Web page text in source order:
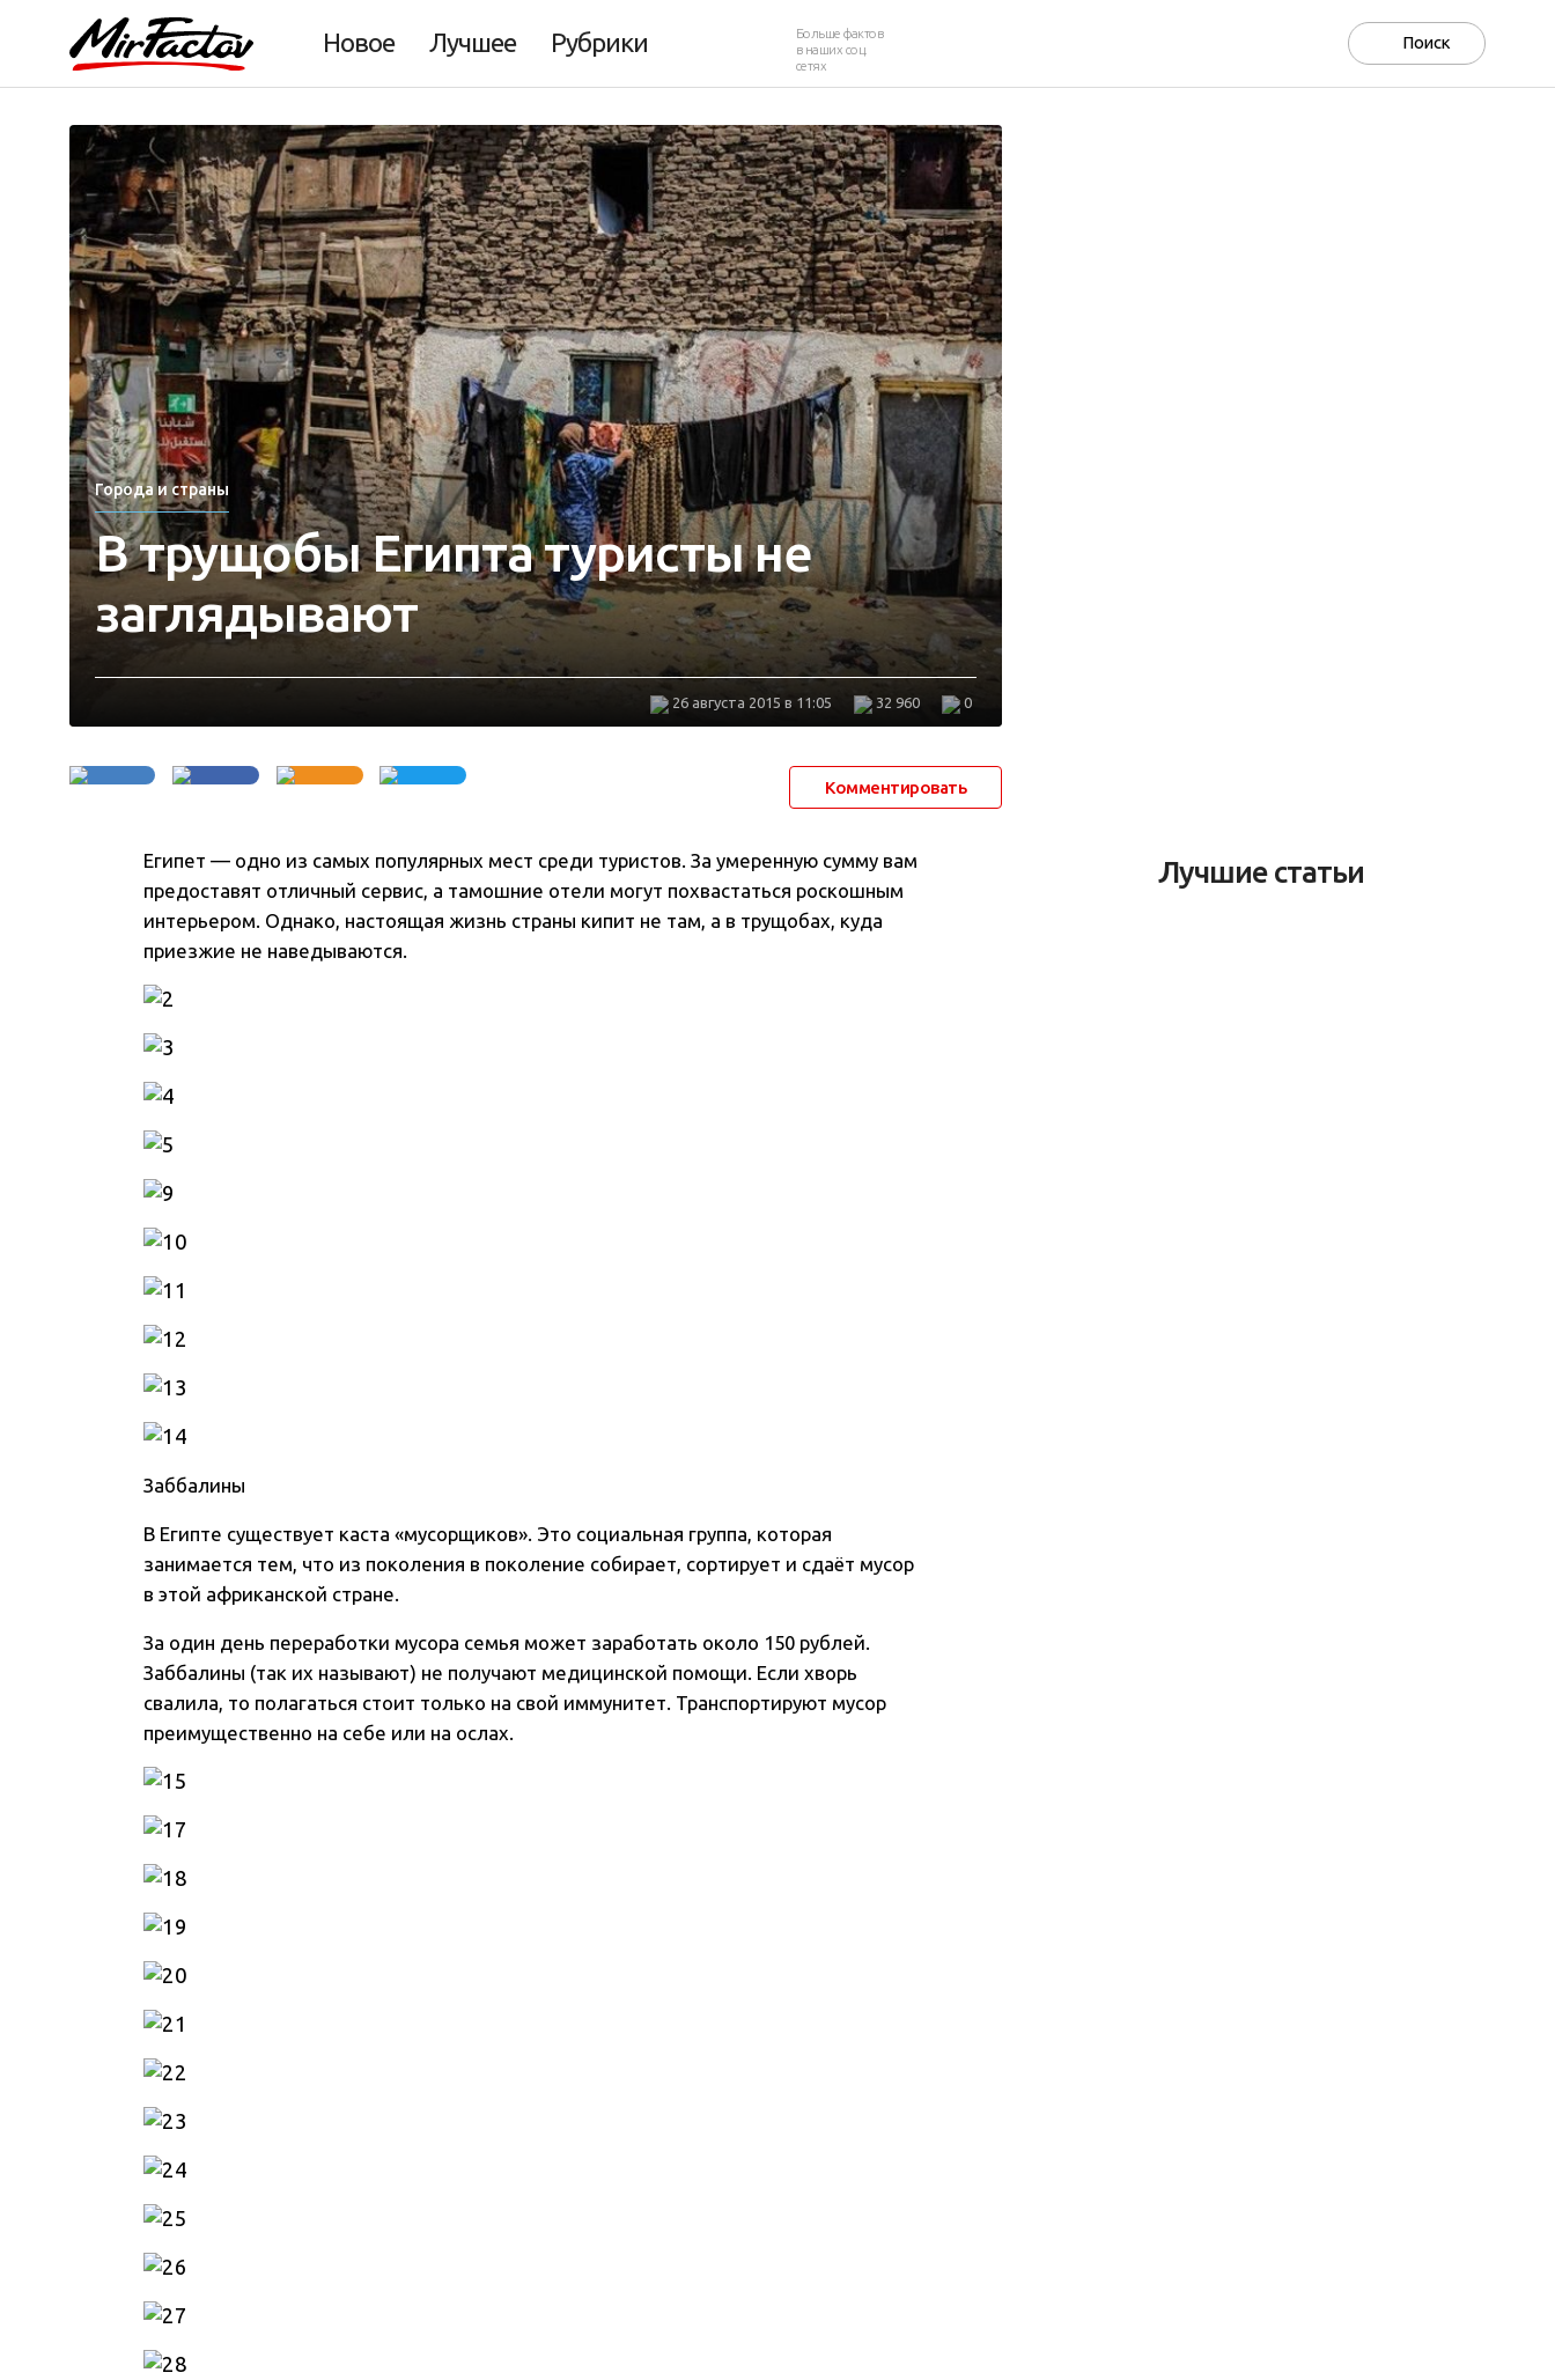
Новое Лучшее Рубрики
Больше фактов
в наших соц.
сетях
Города и страны
В трущобы Египта туристы не
заглядывают
0
32 960
26 августа 2015 в 11:05
Комментировать
Египет — одно из самых популярных мест среди туристов. За умеренную сумму вам
предоставят отличный сервис, а тамошние отели могут похвастаться роскошным
интерьером. Однако, настоящая жизнь страны кипит не там, а в трущобах, куда
приезжие не наведываются.
Заббалины
В Египте существует каста «мусорщиков». Это социальная группа, которая
занимается тем, что из поколения в поколение собирает, сортирует и сдаёт мусор
в этой африканской стране.
За один день переработки мусора семья может заработать около 150 рублей.
Заббалины (так их называют) не получают медицинской помощи. Если хворь
свалила, то полагаться стоит только на свой иммунитет. Транспортируют мусор
преимущественно на себе или на ослах.
Лучшие статьи